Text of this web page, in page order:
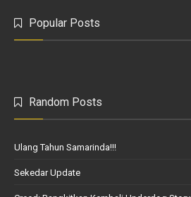
Popular Posts
Random Posts
Ulang Tahun Samarinda!!!
Sekedar Update